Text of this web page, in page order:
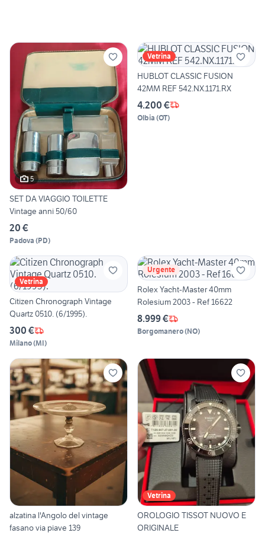
5
SET DA VIAGGIO TOILETTE
Vintage anni 50/60
20 €
Padova (PD)
Vetrina
HUBLOT CLASSIC FUSION
42MM REF 542.NX.1171.RX
4.200 €
Olbia (OT)
Vetrina
Citizen Chronograph Vintage
Quartz 0510. (6/1995).
300 €
Milano(MI)
Urgente
Rolex Yacht-Master 40mm
Rolesium 2003 - Ref 16622
8.999 €
Borgomanero(NO)
alzatina l'Angolo del vintage
fasano via piave 139
Vetrina
OROLOGIO TISSOT NUOVO E
ORIGINALE